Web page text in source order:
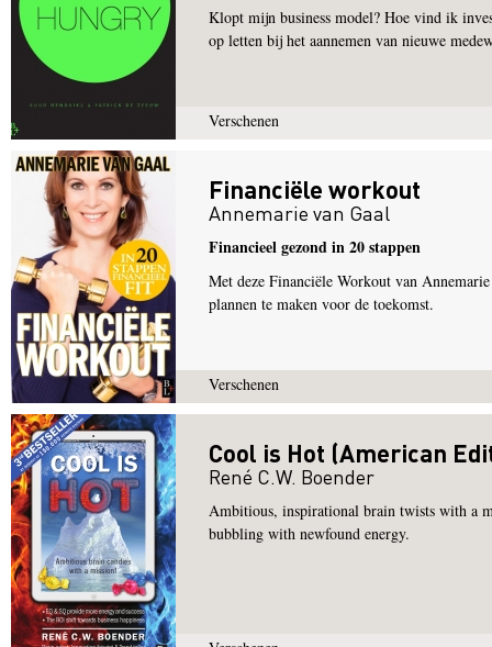
Klopt mijn business model? Hoe vind ik
op letten bij het aannemen van nieuwe
Verschenen
Financiële workout
Annemarie van Gaal
Financieel gezond in 20 stappen
Met deze Financiële Workout van
plannen te maken voor de toekomst.
Verschenen
Cool is Hot (American
René C.W. Boender
Ambitious, inspirational brain twists with a
bubbling with newfound energy.